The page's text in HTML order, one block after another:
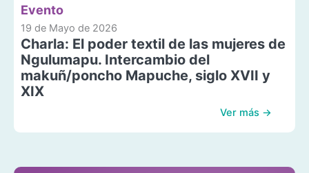
Evento
19 de Mayo de 2026
Charla: El poder textil de las mujeres de
Ngulumapu. Intercambio del
makuñ/poncho Mapuche, siglo XVII y
XIX
Ver más →